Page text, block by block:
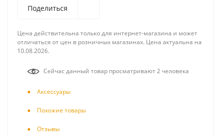
Поделиться
Цена действительна только для интернет-магазина и может
отличаться от цен в розничных магазинах. Цена актуальна на
10.08.2026.
Сейчас данный товар просматривают 2 человека
Аксесcуары
Похожие товары
Отзывы